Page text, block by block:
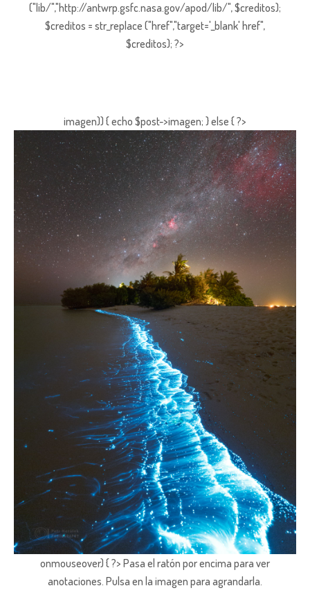
("lib/","http://antwrp.gsfc.nasa.gov/apod/lib/", $creditos);
$creditos = str_replace ("href","target='_blank' href",
$creditos); ?>
imagen)) { echo $post->imagen; } else { ?>
onmouseover) { ?> Pasa el ratón por encima para ver
anotaciones. Pulsa en la imagen para agrandarla.